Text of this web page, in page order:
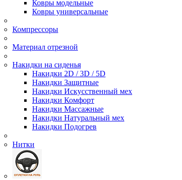
Ковры модельные
Ковры универсальные
Компрессоры
Материал отрезной
Накидки на сиденья
Накидки 2D / 3D / 5D
Накидки Защитные
Накидки Искусственный мех
Накидки Комфорт
Накидки Массажные
Накидки Натуральный мех
Накидки Подогрев
Нитки